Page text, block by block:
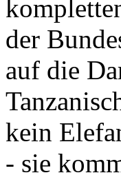
der
auf die
kein
- sie